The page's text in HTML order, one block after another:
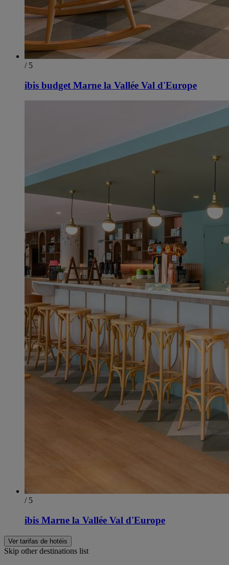
/ 5
ibis budget Marne la Vallée Val d'Europe
/ 5
ibis Marne la Vallée Val d'Europe
Ver tarifas de hotéis
Skip other destinations list